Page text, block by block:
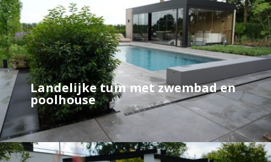
Landelijke tuin met zwembad en
poolhouse